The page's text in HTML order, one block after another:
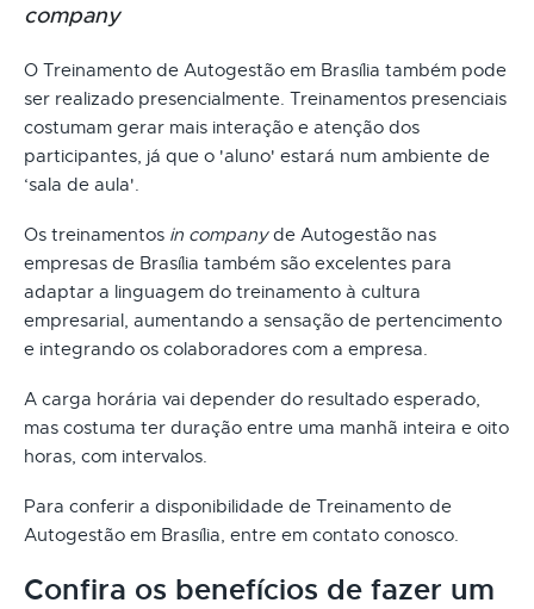
company
O Treinamento de Autogestão em Brasília também pode
ser realizado presencialmente. Treinamentos presenciais
costumam gerar mais interação e atenção dos
participantes, já que o 'aluno' estará num ambiente de
‘sala de aula'.
Os treinamentos in companyde Autogestão nas
empresas de Brasília também são excelentes para
adaptar a linguagem do treinamento à cultura
empresarial, aumentando a sensação de pertencimento
e integrando os colaboradores com a empresa.
A carga horária vai depender do resultado esperado,
mas costuma ter duração entre uma manhã inteira e oito
horas, com intervalos.
Para conferir a disponibilidade de Treinamento de
Autogestão em Brasília, entre em contato conosco.
Confira os benefícios de fazer um